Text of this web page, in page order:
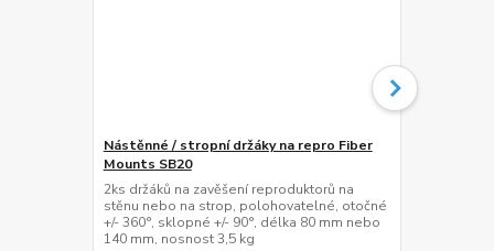
Nástěnné / stropní držáky na repro Fiber
Mounts SB20
2ks držáků na zavěšení reproduktorů na
stěnu nebo na strop, polohovatelné, otočné
+/- 360°, sklopné +/- 90°, délka 80 mm nebo
140 mm, nosnost 3,5 kg